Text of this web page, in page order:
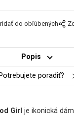
do obľúbených
Popis
poradiť?
Girl je ikonická